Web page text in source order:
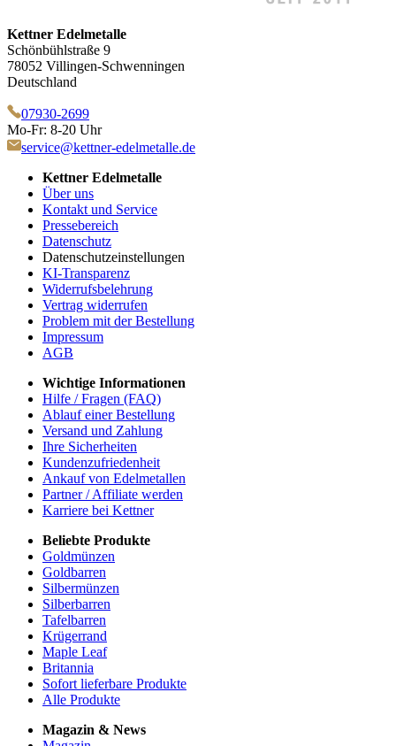
Kettner Edelmetalle
Schönbühlstraße 9
78052 Villingen-Schwenningen
Deutschland
07930-2699
Mo-Fr: 8-20 Uhr
service@kettner-edelmetalle.de
Kettner Edelmetalle
Über uns
Kontakt und Service
Pressebereich
Datenschutz
Datenschutzeinstellungen
KI-Transparenz
Widerrufsbelehrung
Vertrag widerrufen
Problem mit der Bestellung
Impressum
AGB
Wichtige Informationen
Hilfe / Fragen (FAQ)
Ablauf einer Bestellung
Versand und Zahlung
Ihre Sicherheiten
Kundenzufriedenheit
Ankauf von Edelmetallen
Partner / Affiliate werden
Karriere bei Kettner
Beliebte Produkte
Goldmünzen
Goldbarren
Silbermünzen
Silberbarren
Tafelbarren
Krügerrand
Maple Leaf
Britannia
Sofort lieferbare Produkte
Alle Produkte
Magazin & News